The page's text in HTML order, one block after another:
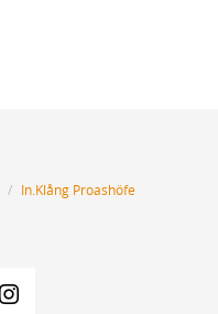
In.Klång Proashöfe